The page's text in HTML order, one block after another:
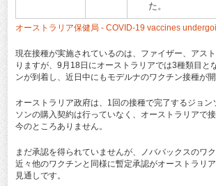
た。
オーストラリア保健局 - COVID-19 vaccines
現在接種が実施されているのは、ファイザー、アス
りますが、9月18日にオーストラリアでは3種類目と
ンが到着し、近日中にもモデルナのワクチン接種が開
オーストラリア政府は、1回の接種で完了するジョン
ソンの購入契約は行っていなく、オーストラリアで
今のところありません。
まだ承認を得られていませんが、ノババックスのワク
近々他のワクチンと同様に暫定承認がオーストラリ
見通しです。